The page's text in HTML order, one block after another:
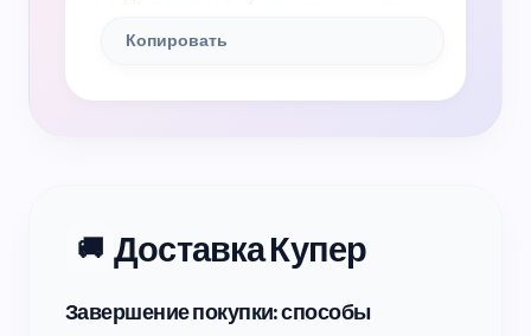
Копировать
🚚 Доставка Купер
Завершение покупки: способы